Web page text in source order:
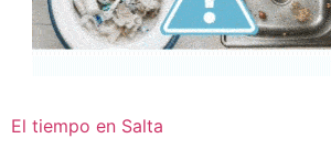
El tiempo en Salta